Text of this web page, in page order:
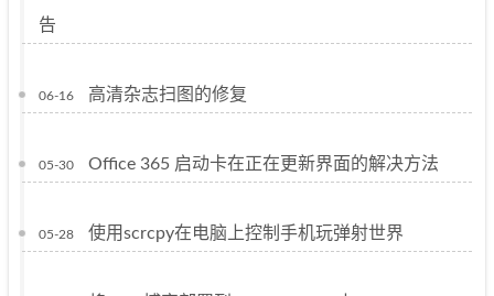
告
06-16 高清杂志扫图的修复
05-30 Office 365 启动卡在正在更新界面的解决方法
05-28 使用scrcpy在电脑上控制手机玩弹射世界